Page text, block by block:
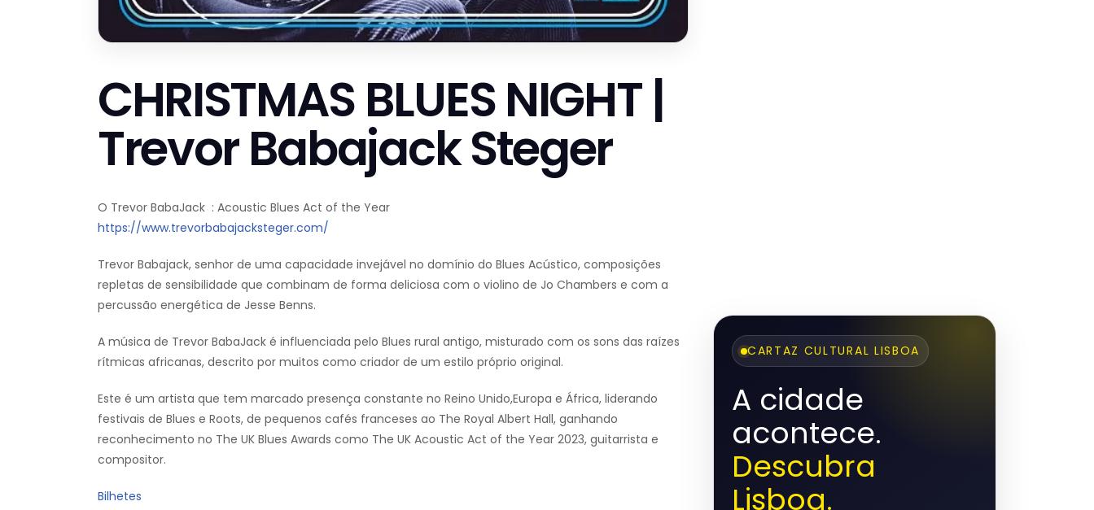
CHRISTMAS BLUES NIGHT |
Trevor Babajack Steger
O Trevor BabaJack : Acoustic Blues Act of the Year
https://www.trevorbabajacksteger.com/
Trevor Babajack, senhor de uma capacidade invejável no domínio do Blues Acústico, composições
repletas de sensibilidade que combinam de forma deliciosa com o violino de Jo Chambers e com a
percussão energética de Jesse Benns.
A música de Trevor BabaJack é influenciada pelo Blues rural antigo, misturado com os sons das raízes
rítmicas africanas, descrito por muitos como criador de um estilo próprio original.
Este é um artista que tem marcado presença constante no Reino Unido,Europa e África, liderando
festivais de Blues e Roots, de pequenos cafés franceses ao The Royal Albert Hall, ganhando
reconhecimento no The UK Blues Awards como The UK Acoustic Act of the Year 2023, guitarrista e
compositor.
Bilhetes
CARTAZ CULTURAL LISBOA
A cidade
acontece.
Descubra
Lisboa.